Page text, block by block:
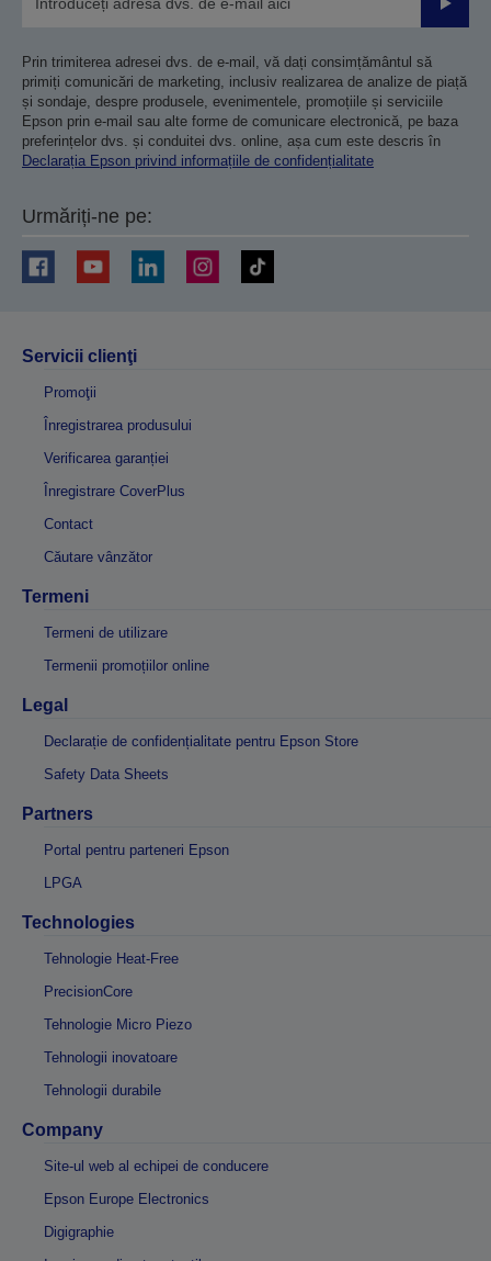
Prin trimiterea adresei dvs. de e-mail, vă dați consimțământul să
primiți comunicări de marketing, inclusiv realizarea de analize de piață
și sondaje, despre produsele, evenimentele, promoțiile și serviciile
Epson prin e-mail sau alte forme de comunicare electronică, pe baza
preferințelor dvs. și conduitei dvs. online, așa cum este descris în
Declarația Epson privind informațiile de confidențialitate
Urmăriți-ne pe:
Servicii clienţi
Promoţii
Înregistrarea produsului
Verificarea garanției
Înregistrare CoverPlus
Contact
Căutare vânzător
Termeni
Termeni de utilizare
Termenii promoțiilor online
Legal
Declarație de confidențialitate pentru Epson Store
Safety Data Sheets
Partners
Portal pentru parteneri Epson
LPGA
Technologies
Tehnologie Heat-Free
PrecisionCore
Tehnologie Micro Piezo
Tehnologii inovatoare
Tehnologii durabile
Company
Site-ul web al echipei de conducere
Epson Europe Electronics
Digigraphie